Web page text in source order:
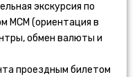
экскурсия по
МСМ (ориентация в
обмен валюты и
проездным билетом